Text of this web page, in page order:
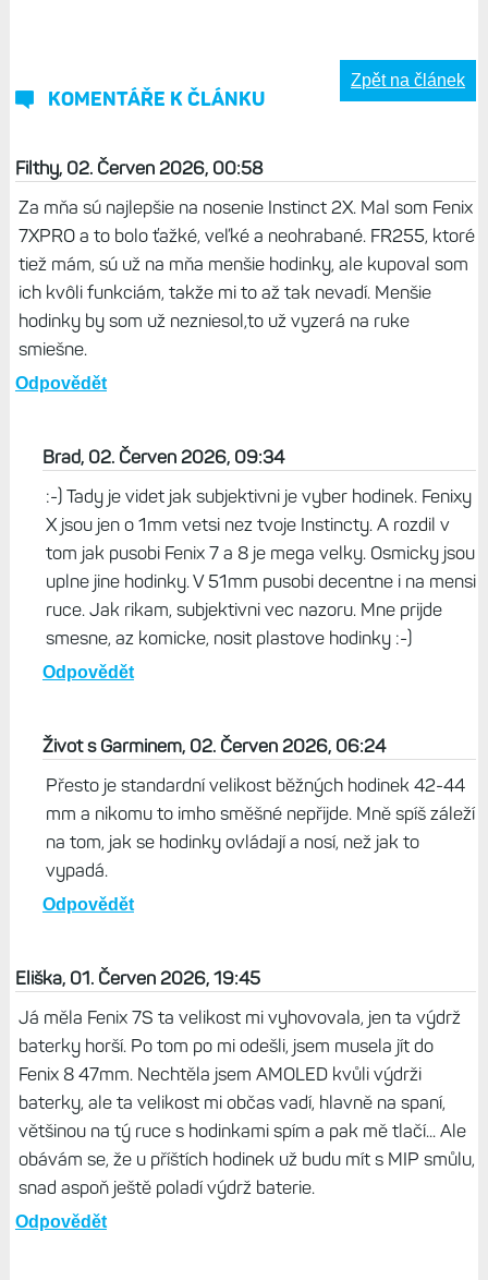
KOMENTÁŘE K ČLÁNKU
Zpět na článek
Filthy, 02. Červen 2026, 00:58
Za mňa sú najlepšie na nosenie Instinct 2X. Mal som Fenix
7XPRO a to bolo ťažké, veľké a neohrabané. FR255, ktoré
tiež mám, sú už na mňa menšie hodinky, ale kupoval som
ich kvôli funkciám, takže mi to až tak nevadí. Menšie
hodinky by som už nezniesol,to už vyzerá na ruke
smiešne.
Odpovědět
Brad, 02. Červen 2026, 09:34
:-) Tady je videt jak subjektivni je vyber hodinek. Fenixy
X jsou jen o 1mm vetsi nez tvoje Instincty. A rozdil v
tom jak pusobi Fenix 7 a 8 je mega velky. Osmicky jsou
uplne jine hodinky. V 51mm pusobi decentne i na mensi
ruce. Jak rikam, subjektivni vec nazoru. Mne prijde
smesne, az komicke, nosit plastove hodinky :-)
Odpovědět
Život s Garminem, 02. Červen 2026, 06:24
Přesto je standardní velikost běžných hodinek 42-44
mm a nikomu to imho směšné nepřijde. Mně spíš záleží
na tom, jak se hodinky ovládají a nosí, než jak to
vypadá.
Odpovědět
Eliška, 01. Červen 2026, 19:45
Já měla Fenix 7S ta velikost mi vyhovovala, jen ta výdrž
baterky horší. Po tom po mi odešli, jsem musela jít do
Fenix 8 47mm. Nechtěla jsem AMOLED kvůli výdrži
baterky, ale ta velikost mi občas vadí, hlavně na spaní,
většinou na tý ruce s hodinkami spím a pak mě tlačí... Ale
obávám se, že u příštích hodinek už budu mít s MIP smůlu,
snad aspoň ještě poladí výdrž baterie.
Odpovědět